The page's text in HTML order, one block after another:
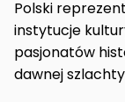
Polski
instytucje
pasjonatów
dawnej